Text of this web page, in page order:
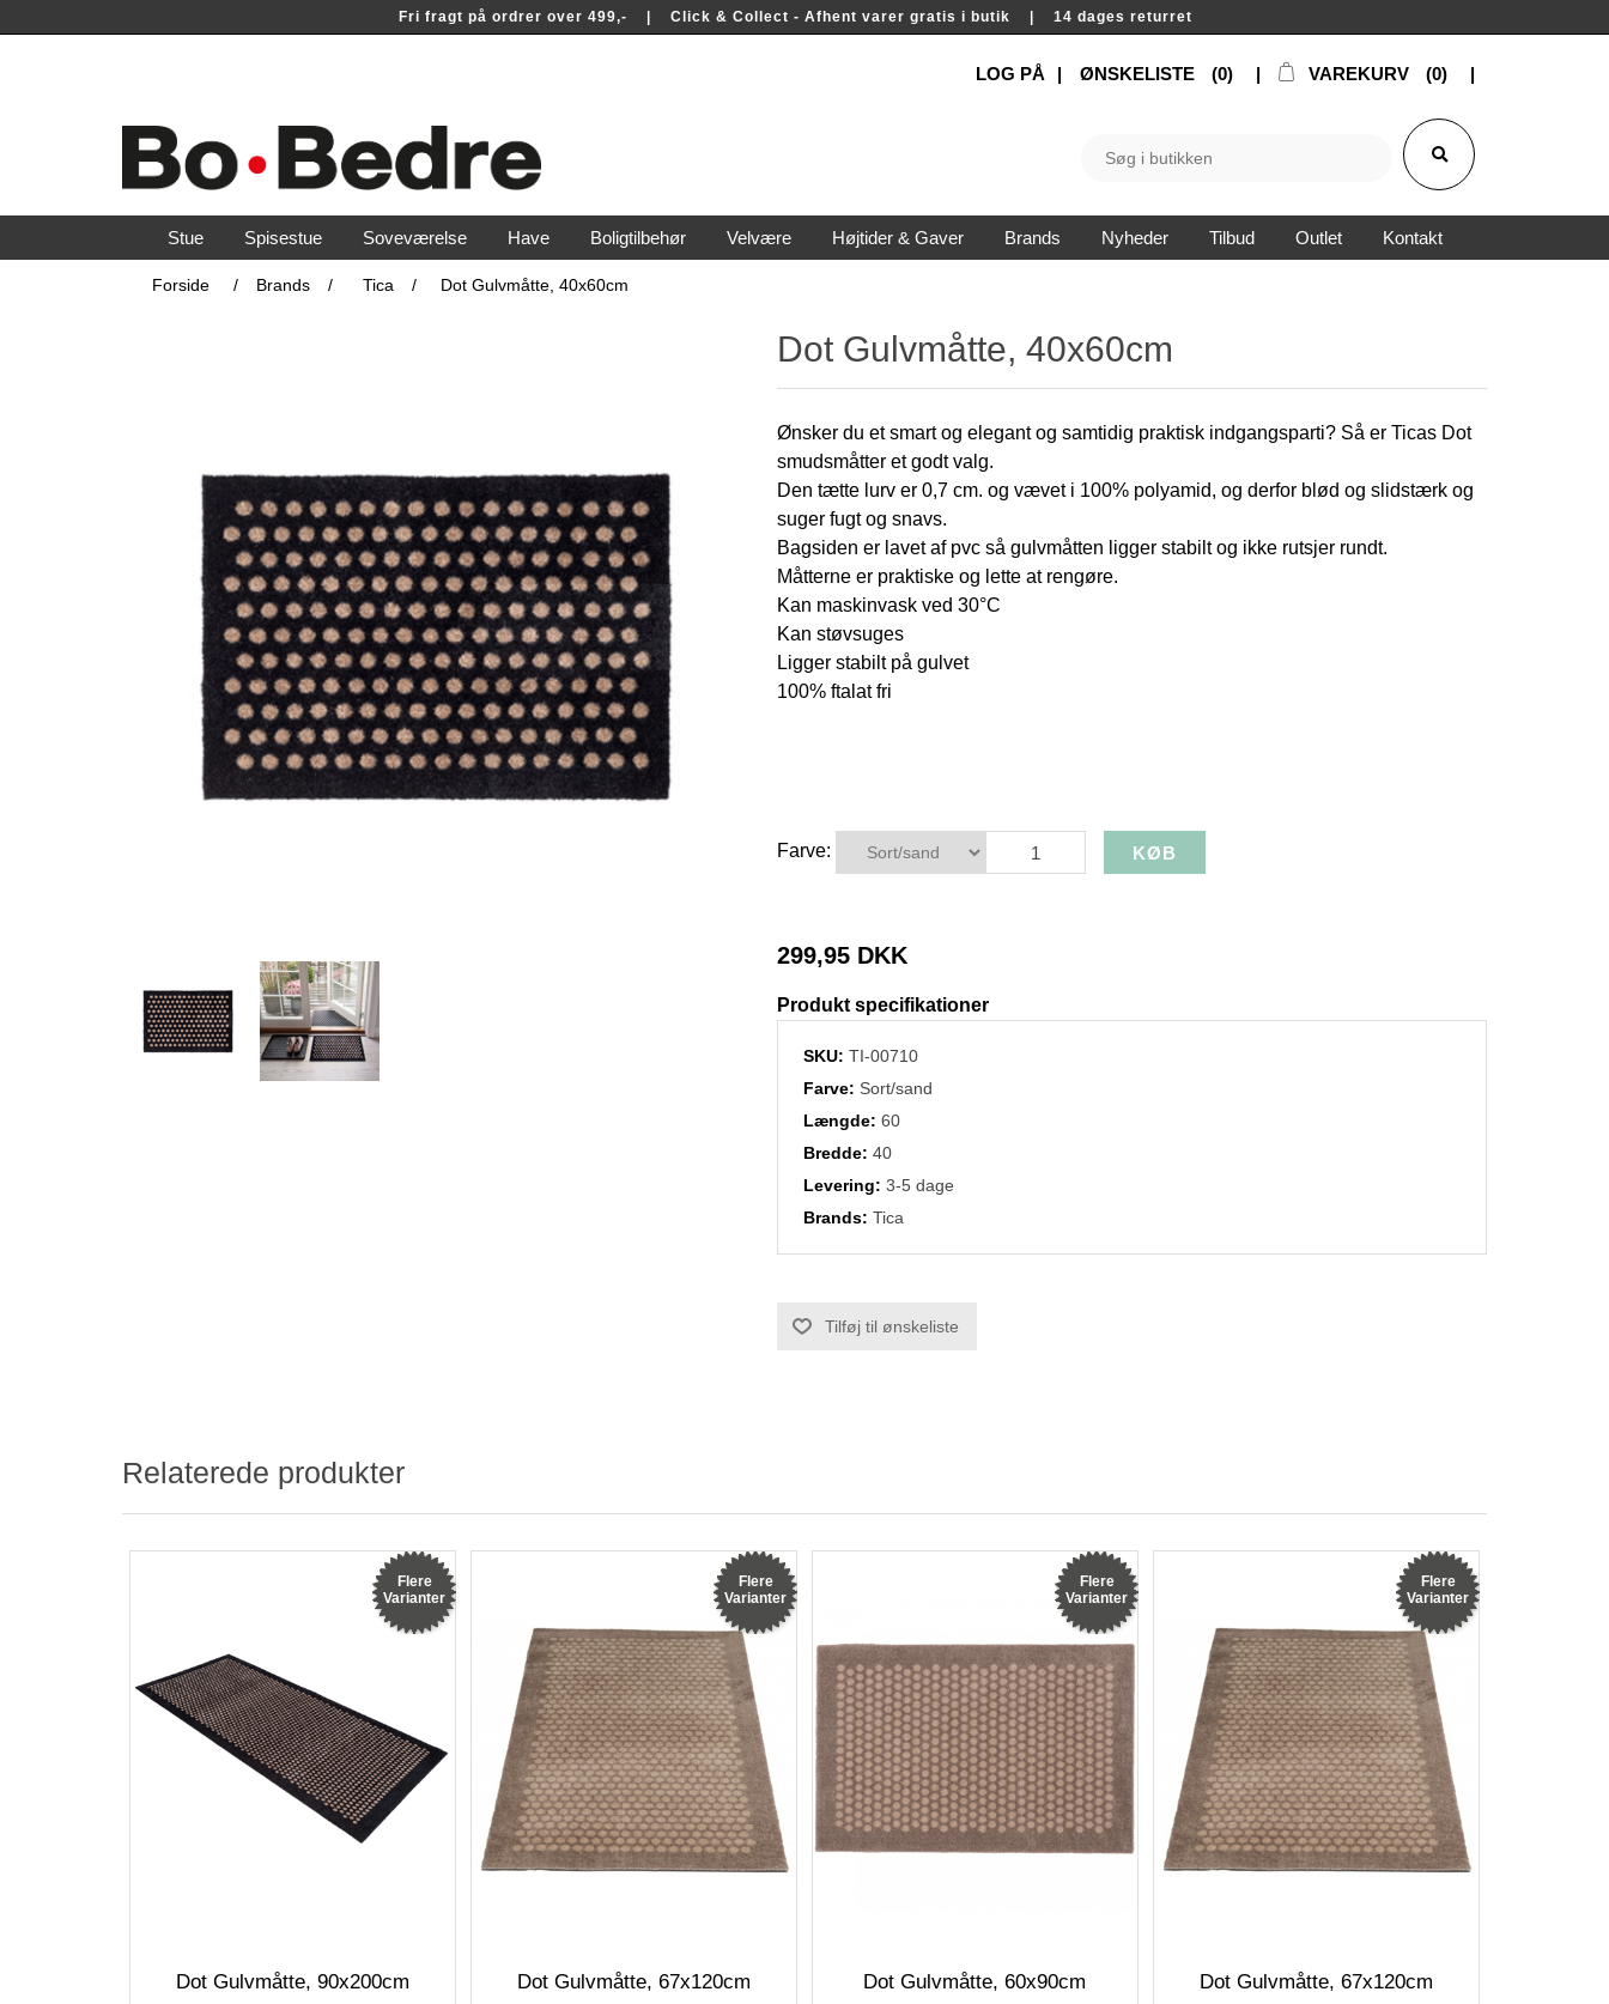
Fri fragt på ordrer over 499,- | Click & Collect - Afhent varer gratis i butik | 14 dages returret
LOG PÅ ØNSKELISTE (0) VAREKURV (0)
Stue Spisestue Soveværelse Have Boligtilbehør Velvære Højtider & Gaver Brands Nyheder Tilbud Outlet Kontakt
Forside / Brands / Tica / Dot Gulvmåtte, 40x60cm
Dot Gulvmåtte, 40x60cm
Ønsker du et smart og elegant og samtidig praktisk indgangsparti? Så er Ticas Dot
smudsmåtter et godt valg.
Den tætte lurv er 0,7 cm. og vævet i 100% polyamid, og derfor blød og slidstærk og
suger fugt og snavs.
Bagsiden er lavet af pvc så gulvmåtten ligger stabilt og ikke rutsjer rundt.
Måtterne er praktiske og lette at rengøre.
Kan maskinvask ved 30°C
Kan støvsuges
Ligger stabilt på gulvet
100% ftalat fri
Farve:
299,95 DKK
Produkt specifikationer
SKU:TI-00710
Farve: Sort/sand
Længde:60
Bredde:40
Levering:3-5 dage
Brands:Tica
Relaterede produkter
Flere
Varianter
Dot Gulvmåtte, 90x200cm
Flere
Varianter
Dot Gulvmåtte, 67x120cm
Flere
Varianter
Dot Gulvmåtte, 60x90cm
Flere
Varianter
Dot Gulvmåtte, 67x120cm